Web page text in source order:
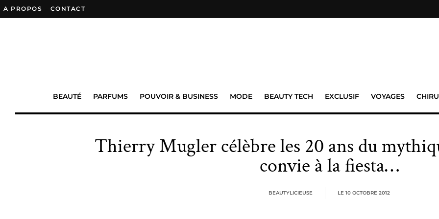
A PROPOS CONTACT
BEAUTÉ PARFUMS POUVOIR & BUSINESS MODE BEAUTY TECH EXCLUSIF VOYAGES
Thierry Mugler célèbre les 20 ans du
convie à la fiesta…
BEAUTYLICIEUSE LE 10 OCTOBRE 2012